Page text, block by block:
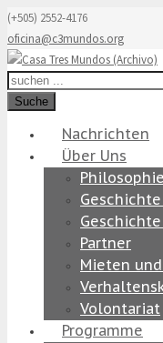
(+505) 2552-4176
oficina@c3mundos.org
Suche
Nachrichten
Über Uns
Philosophie
Partner
Mieten
Volontariat
Programme